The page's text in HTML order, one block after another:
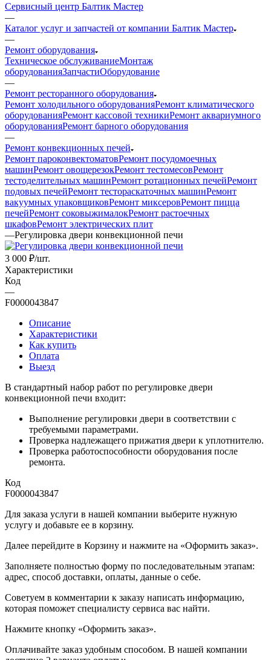
Сервисный центр Балтик Мастер
—
Каталог услуг и запчастей от компании Балтик Мастер
—
Ремонт оборудования
Техническое обслуживаниеМонтаж
оборудованияЗапчастиОборудование
—
Ремонт ресторанного оборудования
Ремонт холодильного оборудованияРемонт климатического
оборудованияРемонт кассовой техникиРемонт аквариумного
оборудованияРемонт барного оборудования
—
Ремонт конвекционных печей
Ремонт пароконвектоматовРемонт посудомоечных
машинРемонт овощерезокРемонт тестомесовРемонт
тестоделительных машинРемонт ротационных печейРемонт
подовых печейРемонт тестораскаточных машинРемонт
вакуумных упаковщиковРемонт миксеровРемонт пицца
печейРемонт соковыжималокРемонт растоечных
шкафовРемонт электрических плит
—Регулировка двери конвекционной печи
3 000 ₽/шт.
Характеристики
Код
—
F0000043847
Описание
Характеристики
Как купить
Оплата
Выезд
В стандартный набор работ по регулировке двери
конвекционной печи входит:
Выполнение регулировки двери в соответствии с
требуемыми параметрами.
Проверка надлежащего прижатия двери к уплотнителю.
Проверка работоспособности оборудования после
ремонта.
Код
F0000043847
Для заказа услуги в нашей компании выберите нужную
услугу и добавьте ее в корзину.
Далее перейдите в Корзину и нажмите на «Оформить заказ».
​​​​​​​Заполняете полностью форму по последовательным этапам:
адрес, способ доставки, оплаты, данные о себе.
​​​​​​​Советуем в комментарии к заказу написать информацию,
которая поможет специалисту сервиса вас найти.
​​​​​​​Нажмите кнопку «Оформить заказ».
Оплачивайте заказ удобным способом. В нашей компании